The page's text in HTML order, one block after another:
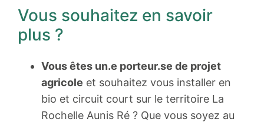
Vous souhaitez en savoir
plus ?
Vous êtes un.e porteur.se de projet
agricole et souhaitez vous installer en
bio et circuit court sur le territoire La
Rochelle Aunis Ré ? Que vous soyez au